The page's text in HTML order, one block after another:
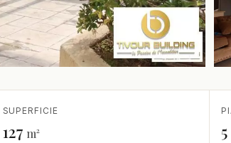
SUPERFICIE
127 m² 5